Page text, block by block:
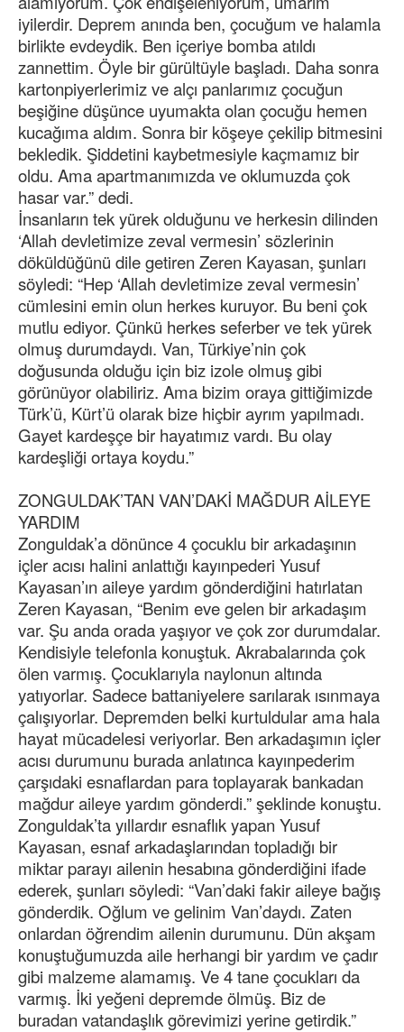
iyilerdir. Deprem anında ben, çocuğum ve halamla
birlikte evdeydik. Ben içeriye bomba atıldı
zannettim. Öyle bir gürültüyle başladı. Daha sonra
kartonpiyerlerimiz ve alçı panlarımız çocuğun
beşiğine düşünce uyumakta olan çocuğu hemen
kucağıma aldım. Sonra bir köşeye çekilip bitmesini
bekledik. Şiddetini kaybetmesiyle kaçmamız bir
oldu. Ama apartmanımızda ve oklumuzda çok
hasar var.” dedi.
İnsanların tek yürek olduğunu ve herkesin dilinden
‘Allah devletimize zeval vermesin’ sözlerinin
döküldüğünü dile getiren Zeren Kayasan, şunları
söyledi: “Hep ‘Allah devletimize zeval vermesin’
cümlesini emin olun herkes kuruyor. Bu beni çok
mutlu ediyor. Çünkü herkes seferber ve tek yürek
olmuş durumdaydı. Van, Türkiye’nin çok
doğusunda olduğu için biz izole olmuş gibi
görünüyor olabiliriz. Ama bizim oraya gittiğimizde
Türk’ü, Kürt’ü olarak bize hiçbir ayrım yapılmadı.
Gayet kardeşçe bir hayatımız vardı. Bu olay
kardeşliği ortaya koydu.”
ZONGULDAK’TAN VAN’DAKİ MAĞDUR AİLEYE
YARDIM
Zonguldak’a dönünce 4 çocuklu bir arkadaşının
içler acısı halini anlattığı kayınpederi Yusuf
Kayasan’ın aileye yardım gönderdiğini hatırlatan
Zeren Kayasan, “Benim eve gelen bir arkadaşım
var. Şu anda orada yaşıyor ve çok zor durumdalar.
Kendisiyle telefonla konuştuk. Akrabalarında çok
ölen varmış. Çocuklarıyla naylonun altında
yatıyorlar. Sadece battaniyelere sarılarak ısınmaya
çalışıyorlar. Depremden belki kurtuldular ama hala
hayat mücadelesi veriyorlar. Ben arkadaşımın içler
acısı durumunu burada anlatınca kayınpederim
çarşıdaki esnaflardan para toplayarak bankadan
mağdur aileye yardım gönderdi.” şeklinde konuştu.
Zonguldak’ta yıllardır esnaflık yapan Yusuf
Kayasan, esnaf arkadaşlarından topladığı bir
miktar parayı ailenin hesabına gönderdiğini ifade
ederek, şunları söyledi: “Van’daki fakir aileye bağış
gönderdik. Oğlum ve gelinim Van’daydı. Zaten
onlardan öğrendim ailenin durumunu. Dün akşam
konuştuğumuzda aile herhangi bir yardım ve çadır
gibi malzeme alamamış. Ve 4 tane çocukları da
varmış. İki yeğeni depremde ölmüş. Biz de
buradan vatandaşlık görevimizi yerine getirdik.”